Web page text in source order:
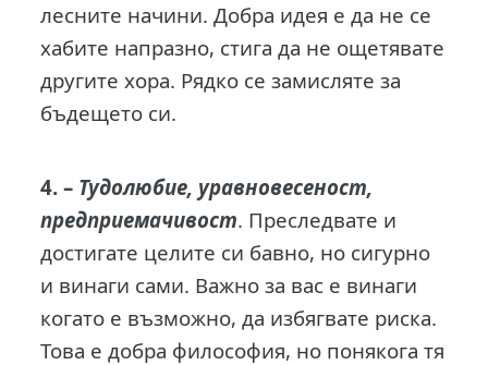
лесните начини. Добра идея е да не се
хабите напразно, стига да не ощетявате
другите хора. Рядко се замисляте за
бъдещето си.
4. – Тудолюбие, уравновесеност,
предприемачивост. Преследвате и
достигате целите си бавно, но сигурно
и винаги сами. Важно за вас е винаги
когато е възможно, да избягвате риска.
Това е добра философия, но понякога тя